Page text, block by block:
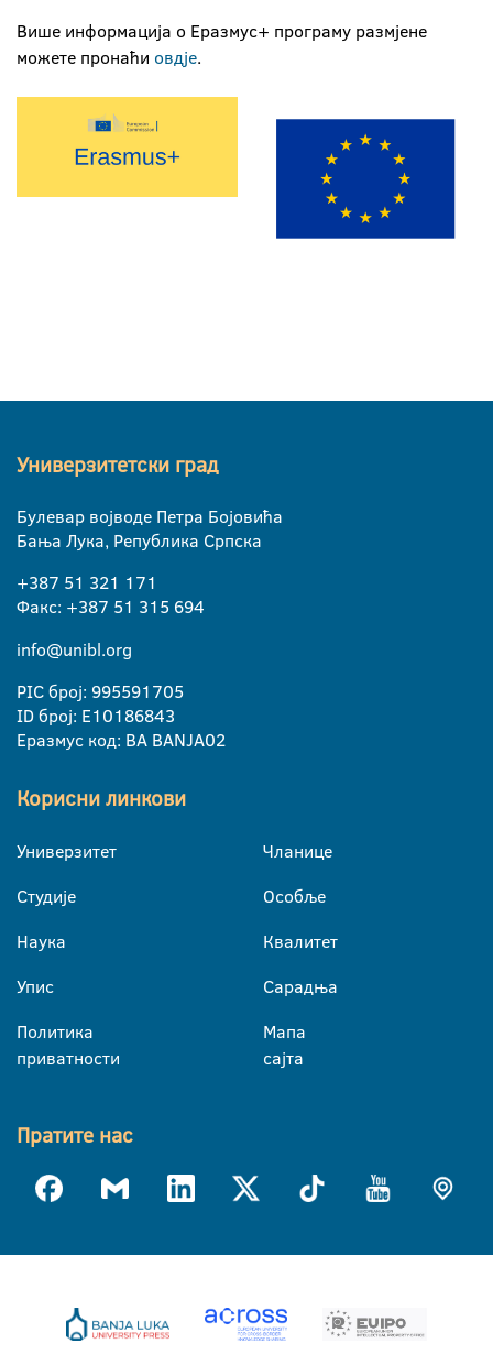
Више информација о Еразмус+ програму размјене
можете пронаћи овдје.
Универзитетски град
Булевар војводе Петра Бојовића
Бања Лука, Република Српска
+387 51 321 171
Факс: +387 51 315 694
info@unibl.org
PIC број: 995591705
ID број: E10186843
Еразмус код: BA BANJA02
Корисни линкови
Универзитет
Студије
Наука
Упис
Политика
приватности
Чланице
Особље
Квалитет
Сарадња
Мапа
сајта
Пратите нас